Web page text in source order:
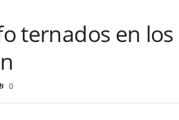
ternados en los
0